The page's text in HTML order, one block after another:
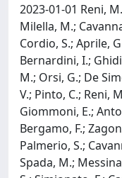
2023-01-01 Reni,
Milella, M.;
Cordio, S.; Aprile,
Bernardini, I.;
M.; Orsi, G.; De
V.; Pinto, C.; Reni,
Giommoni, E.;
Bergamo, F.;
Palmerio, S.;
Spada, M.;